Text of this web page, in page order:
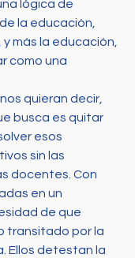
lógica de
la educación,
más la educación,
como una
quieran decir,
busca es quitar
esos
sin las
docentes. Con
en un
de que
transitado por la
Ellos detestan la